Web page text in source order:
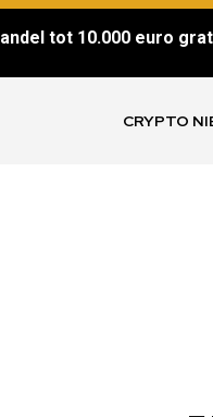
tot 10.000 euro
CRYPTO